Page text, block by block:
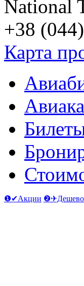
National
+38
Карта
❶✔Акции ❷✈Дешево